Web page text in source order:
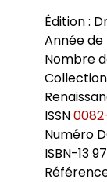
Édition :
Année de
Nombre
ISSN
Numéro
ISBN-13